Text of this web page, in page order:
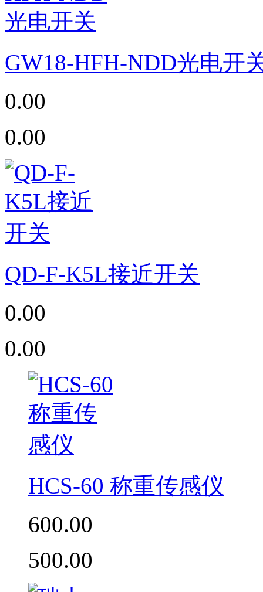
GW18-HFH-NDD光电开
0.00
0.00
QD-F-K5L接近开关
0.00
0.00
HCS-60 称重传感仪
600.00
500.00